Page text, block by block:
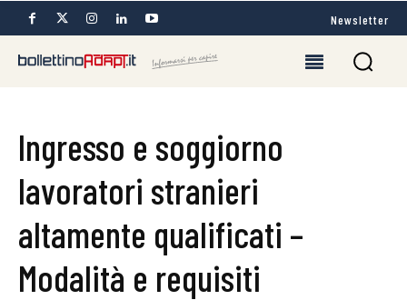
Newsletter
Ingresso e soggiorno
lavoratori stranieri
altamente qualificati –
Modalità e requisiti